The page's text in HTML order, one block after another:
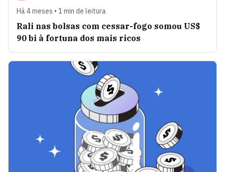
Há 4 meses • 1 min de leitura
Rali nas bolsas com cessar-fogo somou US$
90 bi à fortuna dos mais ricos